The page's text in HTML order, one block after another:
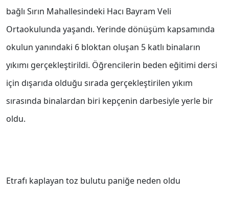
bağlı Sırın Mahallesindeki Hacı Bayram Veli
Ortaokulunda yaşandı. Yerinde dönüşüm kapsamında
okulun yanındaki 6 bloktan oluşan 5 katlı binaların
yıkımı gerçekleştirildi. Öğrencilerin beden eğitimi dersi
için dışarıda olduğu sırada gerçekleştirilen yıkım
sırasında binalardan biri kepçenin darbesiyle yerle bir
oldu.
Etrafı kaplayan toz bulutu paniğe neden oldu